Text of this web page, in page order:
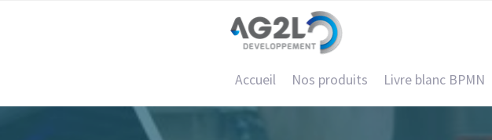
Accueil Nos produits Livre blanc BPMN